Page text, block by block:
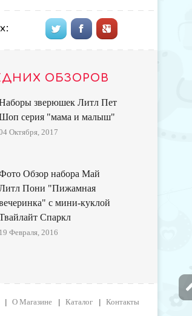
ОБЗОРОВ
зверюшек Литл Пет
серия "мама и малыш"
Октября, 2017
Обзор набора Май
Пони "Пижамная
с мини-куклой
Спаркл
19 Февраля, 2016
О Магазине Каталог Контакты